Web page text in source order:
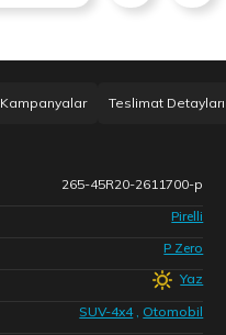
Kampanyalar Teslimat Detayları
265-45R20-2611700-p
Pirelli
P Zero
Yaz
SUV-4x4 , Otomobil